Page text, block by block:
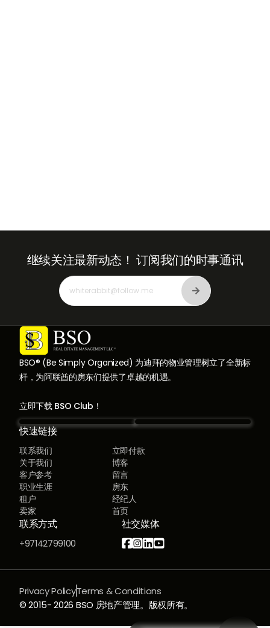
BSO® (Be Simply Organized) 为迪拜的物业管理树立了全新标
杆，为阿联酋的房东们提供了卓越的机遇。
立即下载 BSO Club！
快速链接
联系我们
立即付款
关于我们
博客
客户参考
留言
职业生涯
房东
租户
经纪人
卖家
首页
联系方式
+97142799100
社交媒体

继续关注最新动态！ 订阅我们的时事通讯
© 2015-2026 BSO 房地产管理。版权所有。
Privacy PolicyTerms & Conditions